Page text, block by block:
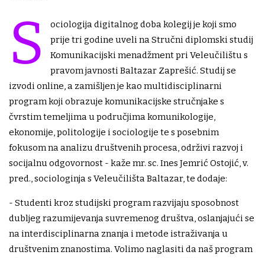
S
ociologija digitalnog doba kolegij je koji smo
prije tri godine uveli na Stručni diplomski studij
Komunikacijski menadžment pri Veleučilištu s
pravom javnosti Baltazar Zaprešić. Studij se
izvodi online, a zamišljen je kao multidisciplinarni
program koji obrazuje komunikacijske stručnjake s
čvrstim temeljima u područjima komunikologije,
ekonomije, politologije i sociologije te s posebnim
fokusom na analizu društvenih procesa, održivi razvoj i
socijalnu odgovornost - kaže mr. sc. Ines Jemrić Ostojić, v.
pred., sociologinja s Veleučilišta Baltazar, te dodaje:
- Studenti kroz studijski program razvijaju sposobnost
dubljeg razumijevanja suvremenog društva, oslanjajući se
na interdisciplinarna znanja i metode istraživanja u
društvenim znanostima. Volimo naglasiti da naš program